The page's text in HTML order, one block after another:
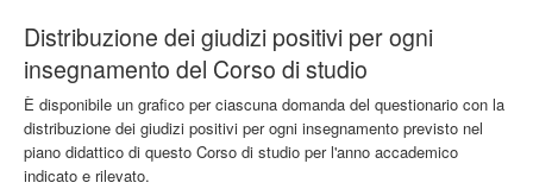
Distribuzione dei giudizi positivi per ogni
insegnamento del Corso di studio
È disponibile un grafico per ciascuna domanda del questionario con la
distribuzione dei giudizi positivi per ogni insegnamento previsto nel
piano didattico di questo Corso di studio per l'anno accademico
indicato e rilevato.